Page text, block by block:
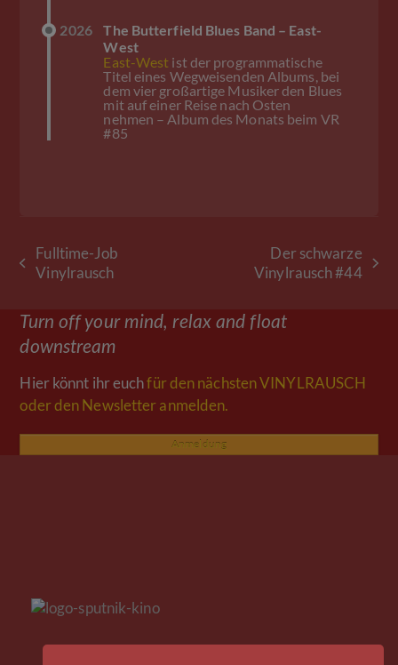
2026
The Butterfield Blues Band – East-
West
East-West ist der programmatische
Titel eines Wegweisenden Albums, bei
dem vier großartige Musiker den Blues
mit auf einer Reise nach Osten
nehmen – Album des Monats beim VR
#85
vorheriger
Fulltime-Job
Vinylrausch
Der schwarze
Vinylrausch #44
Turn off your mind, relax and float
downstream
Hier könnt ihr euchfür den nächsten VINYLRAUSCH
oder den Newsletter anmelden.
Anmeldung